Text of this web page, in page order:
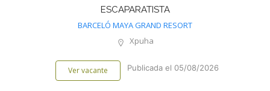
ESCAPARATISTA
BARCELÓ MAYA GRAND RESORT
Xpuha
Ver vacante Publicada el 05/08/2026